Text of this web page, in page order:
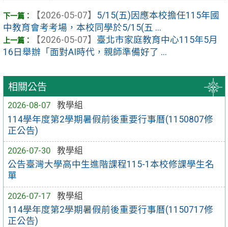
相關公告
2026-08-07
教學組
114學年度第2學期暑假前後重要行事曆(1150807修
正公告)
2026-07-30
教學組
公告臺灣大學高中生進階課程115-1本校修課學生名
單
2026-07-17
教學組
114學年度第2學期暑假前後重要行事曆(1150717修
正公告)
【2026-05-07】 5/15(五)因應本校擔任115年國
中教育會考考場，本校同學於5/15(五 ...
【2026-05-07】 臺北市家庭教育中心115年5月
16日舉辦「面對AI時代，親師準備好了 ...